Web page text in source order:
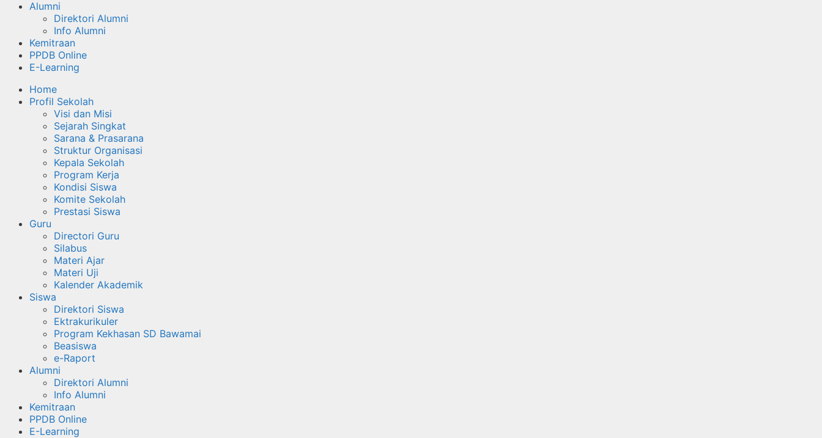
Alumni
Direktori Alumni
Info Alumni
Kemitraan
PPDB Online
E-Learning
Home
Profil Sekolah
Visi dan Misi
Sejarah Singkat
Sarana & Prasarana
Struktur Organisasi
Kepala Sekolah
Program Kerja
Kondisi Siswa
Komite Sekolah
Prestasi Siswa
Guru
Directori Guru
Silabus
Materi Ajar
Materi Uji
Kalender Akademik
Siswa
Direktori Siswa
Ektrakurikuler
Program Kekhasan SD Bawamai
Beasiswa
e-Raport
Alumni
Direktori Alumni
Info Alumni
Kemitraan
PPDB Online
E-Learning